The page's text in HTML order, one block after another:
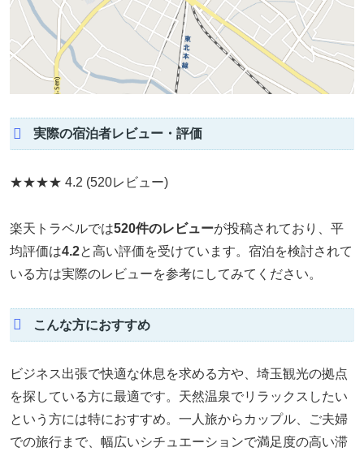
実際の宿泊者レビュー・評価
★★★★ 4.2 (520レビュー)
楽天トラベルでは520件のレビューが投稿されており、平
均評価は4.2と高い評価を受けています。宿泊を検討されて
いる方は実際のレビューを参考にしてみてください。
こんな方におすすめ
ビジネス出張で快適な休息を求める方や、埼玉観光の拠点
を探している方に最適です。天然温泉でリラックスしたい
という方には特におすすめ。一人旅からカップル、ご夫婦
での旅行まで、幅広いシチュエーションで満足度の高い滞